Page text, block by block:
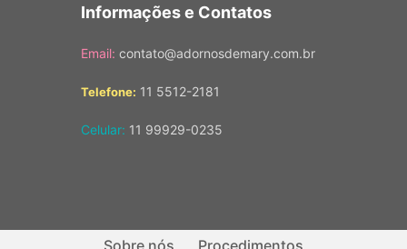
Informações e Contatos
Email: contato@adornosdemary.com.br
Telefone: 11 5512-2181
Celular: 11 99929-0235
Sobre nós Procedimentos